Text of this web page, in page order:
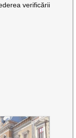
verificării